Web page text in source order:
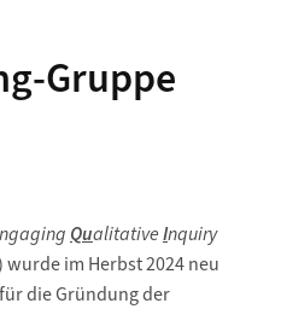
QualitativeInquiry
wurde im Herbst 2024 neu
die Gründung der